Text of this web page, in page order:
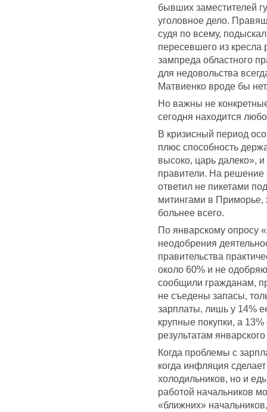
бывших заместителей
уголовное дело.
судя по всему,
пересевшего из кресла
зампреда областного
для недовольства
Матвиенко вроде бы
Но важны не
сегодня находится
В кризисный период
плюс способность
высоко, царь далеко»,
правители. На решение
ответил не пикетами
митингами в Приморье,
больнее всего.
По январскому опросу
неодобрения
правительства
около 60% и не
сообщили гражданам,
не съедены запасы,
зарплаты, лишь у 14%
крупные покупки, а
результатам
Когда проблемы с
когда инфляция
холодильников, но и
работой начальников
«ближних»